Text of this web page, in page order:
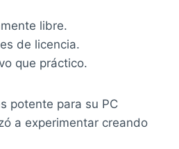
libre.
de licencia.
que práctico.
potente para su PC
a experimentar creando